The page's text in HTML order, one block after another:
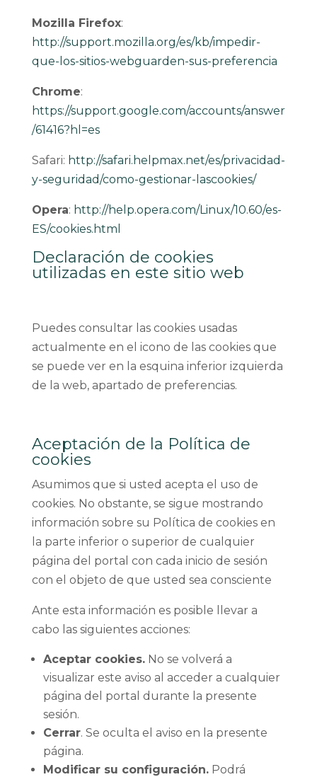
Mozilla Firefox:
http://support.mozilla.org/es/kb/impedir-
que-los-sitios-webguarden-sus-preferencia
Chrome:
https://support.google.com/accounts/answer
/61416?hl=es
Safari: http://safari.helpmax.net/es/privacidad-
y-seguridad/como-gestionar-lascookies/
Opera: http://help.opera.com/Linux/10.60/es-
ES/cookies.html
Declaración de cookies
utilizadas en este sitio web
Puedes consultar las cookies usadas
actualmente en el icono de las cookies que
se puede ver en la esquina inferior izquierda
de la web, apartado de preferencias.
Aceptación de la Política de
cookies
Asumimos que si usted acepta el uso de
cookies. No obstante, se sigue mostrando
información sobre su Política de cookies en
la parte inferior o superior de cualquier
página del portal con cada inicio de sesión
con el objeto de que usted sea consciente
Ante esta información es posible llevar a
cabo las siguientes acciones:
Aceptar cookies.No se volverá a
visualizar este aviso al acceder a cualquier
página del portal durante la presente
sesión.
Cerrar. Se oculta el aviso en la presente
página.
Modificar su configuración.Podrá